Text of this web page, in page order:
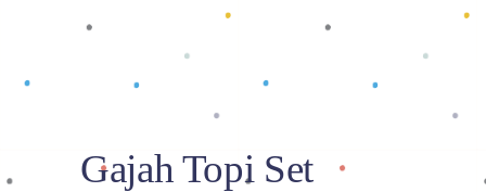
Gajah Topi Set